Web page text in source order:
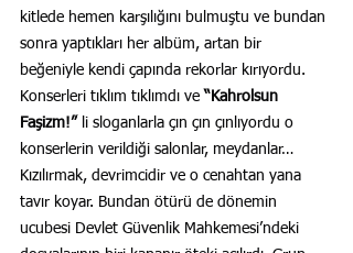
kitlede hemen karşılığını bulmuştu ve bundan
sonra yaptıkları her albüm, artan bir
beğeniyle kendi çapında rekorlar kırıyordu.
Konserleri tıklım tıklımdı ve “Kahrolsun
Faşizm!” li sloganlarla çın çın çınlıyordu o
konserlerin verildiği salonlar, meydanlar…
Kızılırmak, devrimcidir ve o cenahtan yana
tavır koyar. Bundan ötürü de dönemin
ucubesi Devlet Güvenlik Mahkemesi’ndeki